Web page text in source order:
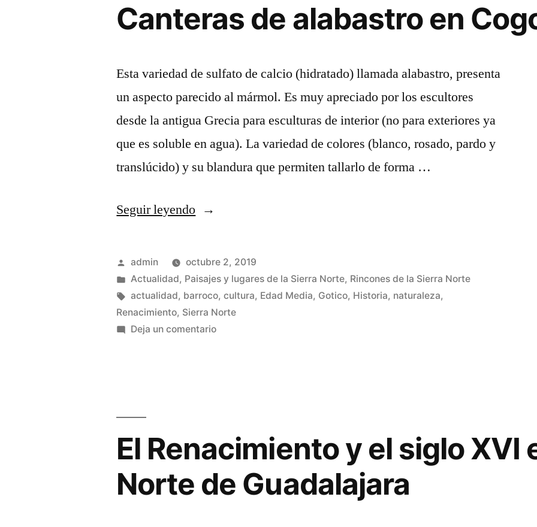
Canteras de alabastro en
Esta variedad de sulfato de calcio (hidratado) llamada alabastro, presenta
un aspecto parecido al mármol. Es muy apreciado por los escultores
desde la antigua Grecia para esculturas de interior (no para exteriores ya
que es soluble en agua). La variedad de colores (blanco, rosado, pardo y
translúcido) y su blandura que permiten tallarlo de forma …
Seguir leyendo«Canteras
alabastro
en
Cogolludo»
Publicado
por
admin
octubre 2, 2019
Publicado
en
Actualidad, Paisajes y lugares de la Sierra Norte, Rincones de la Sierra Norte
Etiquetas:
actualidad, barroco,cultura, Edad Media, Gotico, Historia, naturaleza,
Renacimiento, Sierra Norte
Deja un comentarioen
El Renacimiento y el siglo XVI
Norte de Guadalajara